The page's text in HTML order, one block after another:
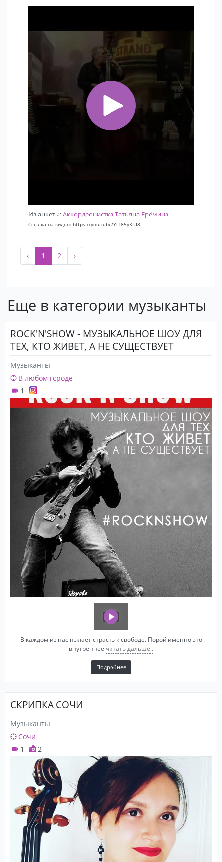
Из анкеты:Аккордеонистка Татьяна Ерёмина
Ссылка на видео: https://youtu.be/YiT85yKtif8
‹ 1 2 ›
Еще в категории музыканты
ROCK'N'SHOW - МУЗЫКАЛЬНОЕ ШОУ ДЛЯ
ТЕХ, КТО ЖИВЕТ, А НЕ СУЩЕСТВУЕТ
Музыканты
В любом городе
1
В каждом из нас пылает страсть к свободе. Порой именно это
внутреннее читать дальше..
Подробнее
СКРИПКА СОЧИ
Музыканты
Сочи
1
2